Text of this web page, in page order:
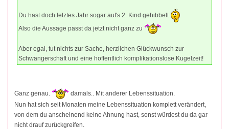
Du hast doch letztes Jahr sogar auf's 2. Kind gehibbelt
Also die Aussage passt da jetzt nicht ganz zu
Aber egal, tut nichts zur Sache, herzlichen Glückwunsch zur
Schwangerschaft und eine hoffentlich komplikationslose Kugelzeit!
Ganz genau.
damals.. Mit anderer Lebenssituation.
Nun hat sich seit Monaten meine Lebenssituation komplett verändert,
von dem du anscheinend keine Ahnung hast, sonst würdest du da gar
nicht drauf zurückgreifen.